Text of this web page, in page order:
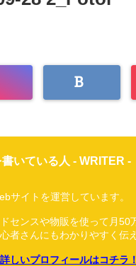
いている人 - WRITER -
サイトを運営しています。
センスや物販を使って月50
者さんにもわかりやすく伝
しいプロフィールはコチラ！